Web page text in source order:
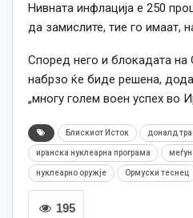
Нивната инфлација е 250
да замислите, тие го имаат,
Според него и блокадата на
набрзо ќе биде решена,
„многу голем воен успех во
Блискиот Исток доналд
иранска нуклеарна програма
нуклеарно оружје Ормуски теснец
195